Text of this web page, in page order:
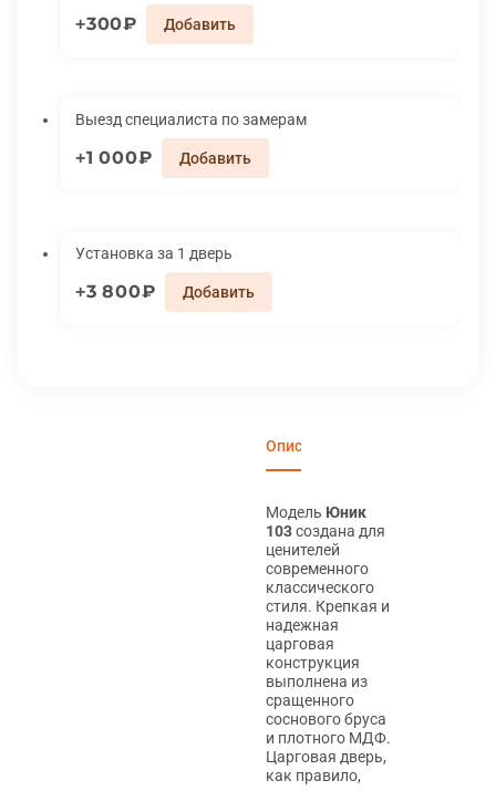
300₽
Выезд специалиста по замерам
1 000₽
Установка за 1 дверь
3 800₽
Описание
Модель Юник
103создана для
ценителей
современного
классического
стиля. Крепкая и
надежная
царговая
конструкция
выполнена из
сращенного
соснового бруса
и плотного МДФ.
Царговая дверь,
как правило,